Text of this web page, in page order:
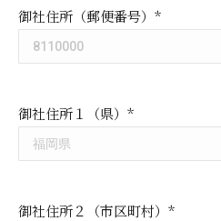
御社住所（郵便番号）*
御社住所１（県）*
御社住所２（市区町村）*